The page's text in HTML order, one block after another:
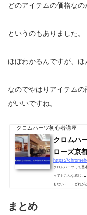
どのアイテムの価格なの
というのもありました。
ほぼわかるんですが、ほ
なのでやはりアイテム
がいいですね。
クロムハーツ初心者講座
クロムハ
ローズ京
https://
クロムハーツって基
ってもこんな感じ↓→
もない・・・どれが
まとめ